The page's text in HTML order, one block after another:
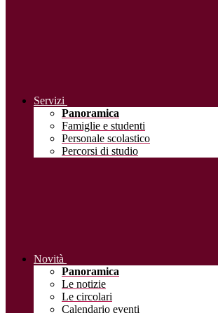
Servizi
Panoramica
Famiglie e studenti
Personale scolastico
Percorsi di studio
Novità
Panoramica
Le notizie
Le circolari
Calendario eventi